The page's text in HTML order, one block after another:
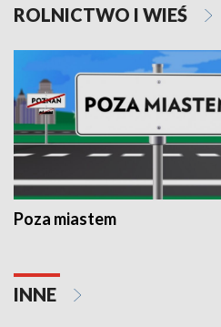
ROLNICTWO I WIEŚ
Poza miastem
INNE